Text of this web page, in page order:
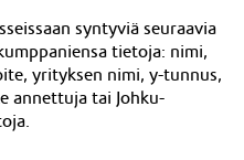
syntyviä seuraavia
tietoja: nimi,
yrityksen nimi, y-tunnus,
annettuja tai Johku-